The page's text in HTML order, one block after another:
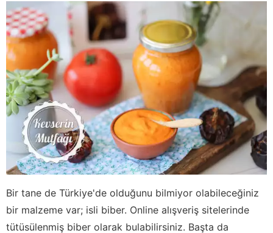
Bir tane de Türkiye'de olduğunu bilmiyor olabileceğiniz
bir malzeme var; isli biber. Online alışveriş sitelerinde
tütüsülenmiş biber olarak bulabilirsiniz. Başta da